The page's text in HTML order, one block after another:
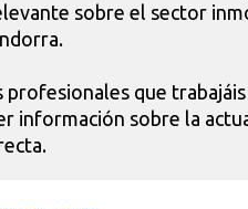
sobre el sector
profesionales que
información sobre la